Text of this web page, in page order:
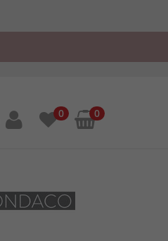
0 0